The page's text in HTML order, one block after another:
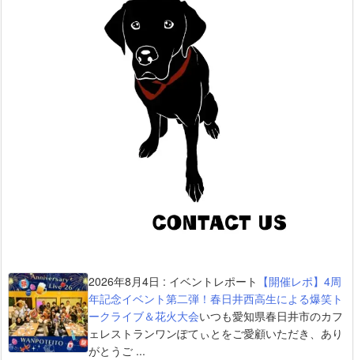
2026年8月4日 : イベントレポート 【開催レポ】4周
年記念イベント第二弾！春日井西高生による爆笑ト
ークライブ＆花火大会いつも愛知県春日井市のカフ
ェレストランワンぽてぃとをご愛顧いただき、あり
がとうご ...